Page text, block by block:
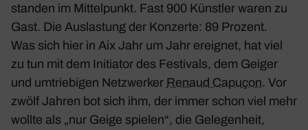
standen im Mittel­punkt. Fast 900 Künstler waren zu
Gast. Die Auslas­tung der Konzerte: 89 Prozent.
Was sich hier in Aix Jahr um Jahr ereignet, hat viel
zu tun mit dem Initiator des Festi­vals, dem Geiger
und umtrie­bigen Netz­werker Renaud Capuçon. Vor
zwölf Jahren bot sich ihm, der immer schon viel mehr
wollte als „nur Geige spielen“, die Gele­gen­heit,